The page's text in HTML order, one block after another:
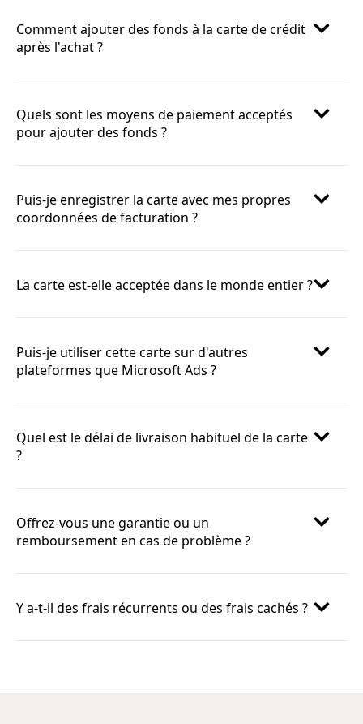
Comment ajouter des fonds à la carte de crédit
après l'achat ?
Quels sont les moyens de paiement acceptés
pour ajouter des fonds ?
Puis-je enregistrer la carte avec mes propres
coordonnées de facturation ?
La carte est-elle acceptée dans le monde entier ?
Puis-je utiliser cette carte sur d'autres
plateformes que Microsoft Ads ?
Quel est le délai de livraison habituel de la carte
?
Offrez-vous une garantie ou un
remboursement en cas de problème ?
Y a-t-il des frais récurrents ou des frais cachés ?